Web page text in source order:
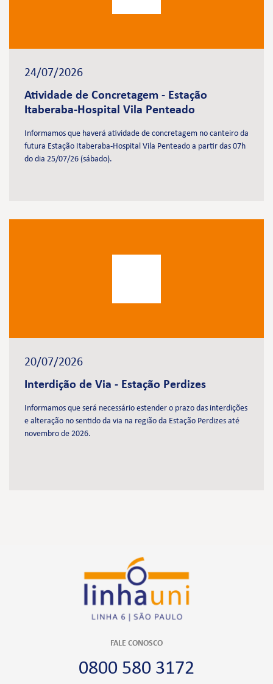
24/07/2026
Atividade de Concretagem - Estação
Itaberaba-Hospital Vila Penteado
Informamos que haverá atividade de concretagem no canteiro da
futura Estação Itaberaba-Hospital Vila Penteado a partir das 07h
do dia 25/07/26 (sábado).
20/07/2026
Interdição de Via - Estação Perdizes
Informamos que será necessário estender o prazo das interdições
e alteração no sentido da via na região da Estação Perdizes até
novembro de 2026.
FALE CONOSCO
0800 580 3172